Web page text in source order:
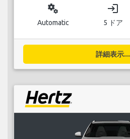
miscellaneous_services
Automatic
login
5 ドア
詳細表示...